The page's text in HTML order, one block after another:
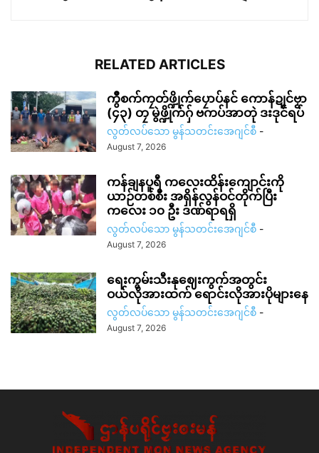
RELATED ARTICLES
ကွဳစက်ကၠတ်ဖ္ဍိုက်ပၠောပ်နင် ကောန်ဍုင်ဗၟာ
(၄၃) တၠ မွဲဖ္ဍိုက်ဂှ် ဗကပ်အာတုဲ ဒးဒုင်ရပ်
လွတ်လပ်သော မွန်သတင်းအေဂျင်စီ -
August 7, 2026
ကန်ချနပူရီ ကလေးထိန်းကျောင်းကို
ယာဉ်တစ်စီး အရှိန်လွန်ဝင်တိုက်ပြီး
ကလေး ၁၀ ဦး ဒဏ်ရာရရှိ
လွတ်လပ်သော မွန်သတင်းအေဂျင်စီ -
August 7, 2026
ရေးကွမ်းသီးနုဈေးကွက်အတွင်း
ဝယ်လိုအားထက် ရောင်းလိုအားပိုများနေ
လွတ်လပ်သော မွန်သတင်းအေဂျင်စီ -
August 7, 2026